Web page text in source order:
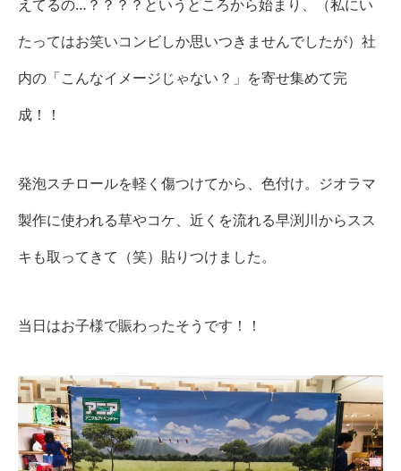
えてるの…？？？？というところから始まり、（私にい
たってはお笑いコンビしか思いつきませんでしたが）社
内の「こんなイメージじゃない？」を寄せ集めて完
成！！
発泡スチロールを軽く傷つけてから、色付け。ジオラマ
製作に使われる草やコケ、近くを流れる早渕川からスス
キも取ってきて（笑）貼りつけました。
当日はお子様で賑わったそうです！！